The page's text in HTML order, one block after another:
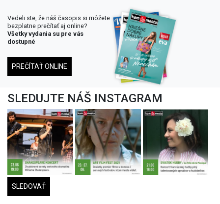
Vedeli ste, že náš časopis si môžete
bezplatne prečítať aj online?
Všetky vydania su pre vás
dostupné
PREČÍTAŤ ONLINE
SLEDUJTE NÁŠ INSTAGRAM
SLEDOVAŤ